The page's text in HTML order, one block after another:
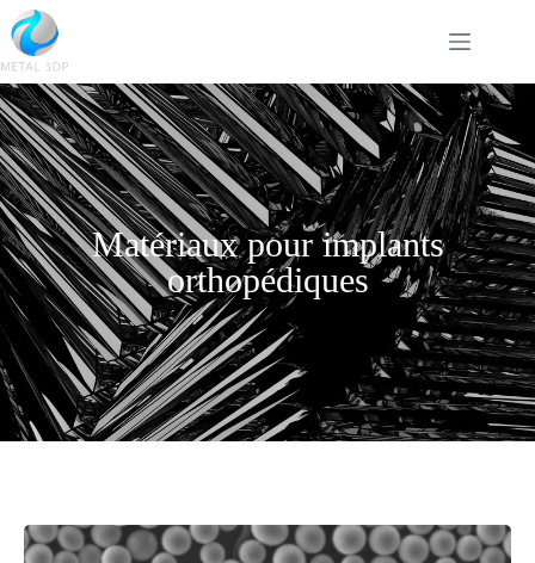
Matériaux pour implants
orthopédiques